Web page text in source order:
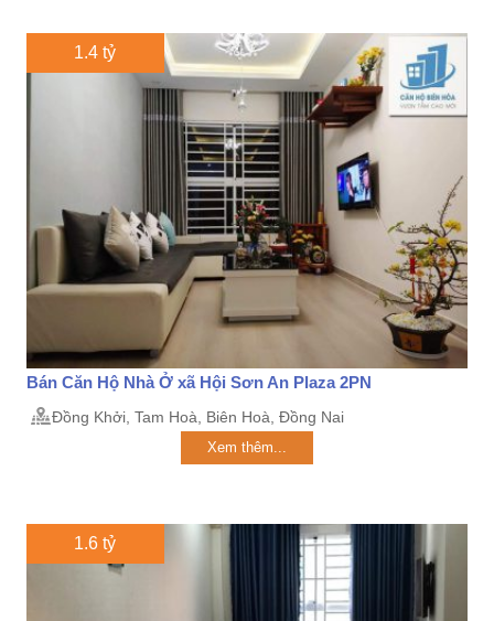
1.4 tỷ
Bán Căn Hộ Nhà Ở xã Hội Sơn An Plaza 2PN
Đồng Khởi, Tam Hoà, Biên Hoà, Đồng Nai
Xem thêm...
1.6 tỷ